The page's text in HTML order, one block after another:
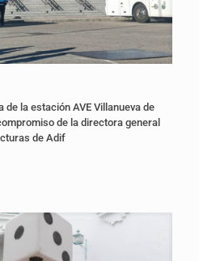
la estación AVE Villanueva de
de la directora general
de Adif